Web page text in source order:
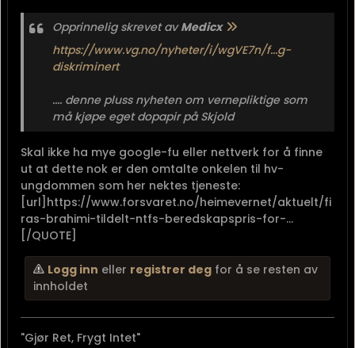
Opprinnelig skrevet avMedicx
https://www.vg.no/nyheter/i/wgVE7n/f...g-
diskriminert
.... denne pluss nyheten om vernepliktige som
må kjøpe eget dopapir på Skjold
Skal ikke ha mye google-fu eller nettverk for å finne
ut at dette nok er den omtalte onkelen til hv-
ungdommen som her nektes tjeneste:
[url]https://www.forsvaret.no/heimevernet/aktuelt/fi
ras-brahimi-tildelt-ntfs-beredskapspris-for-...
[/QUOTE]
Logg inn eller registrer deg for å se resten av
innholdet
"Gjør Ret, Frygt Intet"